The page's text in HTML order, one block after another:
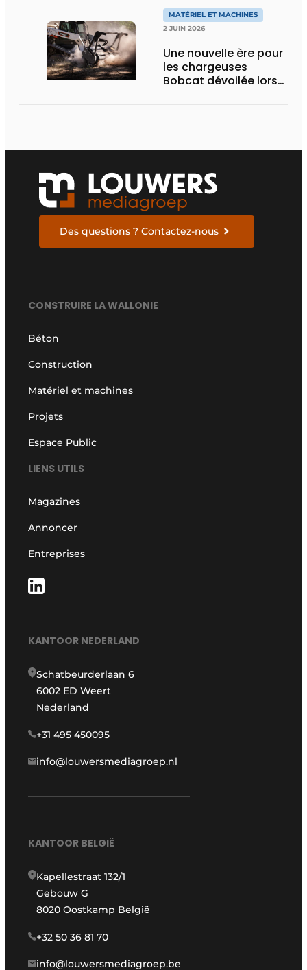
eActros Lowliner
MATÉRIEL ET MACHINES
2 JUIN 2026
Une nouvelle ère pour
les chargeuses
Bobcat dévoilée lors
Des questions ? Contactez-nous
CONSTRUIRE LA WALLONIE
Béton
Construction
Matériel et machines
Projets
Espace Public
LIENS UTILS
Magazines
Annoncer
Entreprises
KANTOOR NEDERLAND
Schatbeurderlaan 6
6002 ED Weert
Nederland
+31 495 450095
info@louwersmediagroep.nl
KANTOOR BELGIË
Kapellestraat 132/1
Gebouw G
8020 Oostkamp België
+32 50 36 81 70
info@louwersmediagroep.be